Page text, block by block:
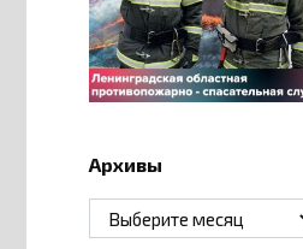
Архивы
Архивы